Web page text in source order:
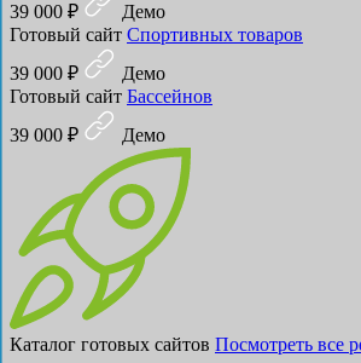
39 000 ₽
Демо
Готовый сайт Спортивных товаров
39 000 ₽
Демо
Готовый сайт Бассейнов
39 000 ₽
Демо
Каталог готовых сайтов Посмотреть все